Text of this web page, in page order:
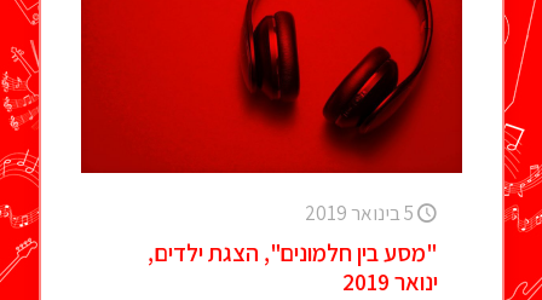
5 בינואר 2019
"מסע בין חלמונים", הצגת ילדים,
ינואר 2019